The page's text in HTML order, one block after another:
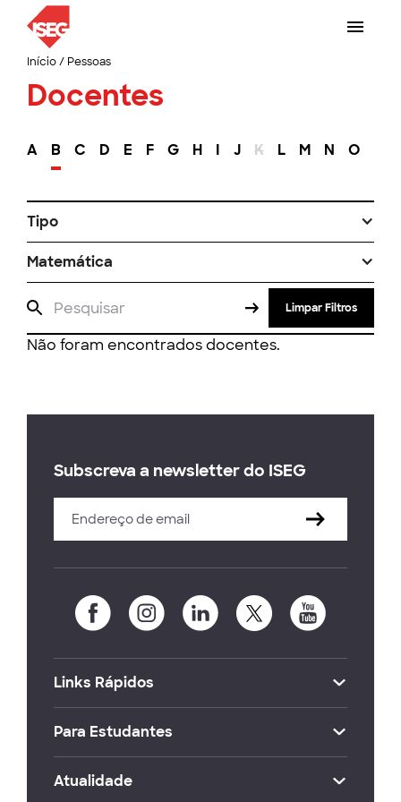
Início/ Pessoas
Docentes
A B C D E F G H I J K L M N O
Tipo
Matemática
Limpar Filtros
Não foram encontrados docentes.
Subscreva a newsletter do ISEG
Links Rápidos
Para Estudantes
Atualidade